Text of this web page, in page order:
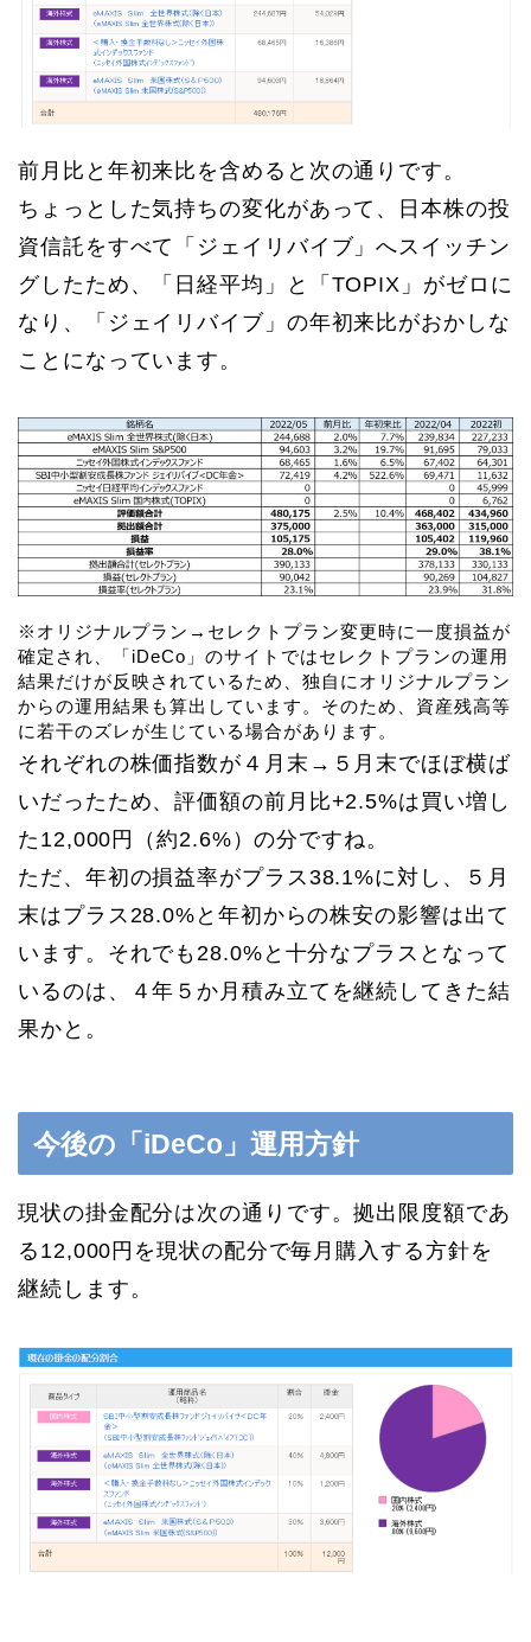
前月比と年初来比を含めると次の通りです。
ちょっとした気持ちの変化があって、日本株の投
資信託をすべて「ジェイリバイブ」へスイッチン
グしたため、「日経平均」と「TOPIX」がゼロに
なり、「ジェイリバイブ」の年初来比がおかしな
ことになっています。
※オリジナルプラン→セレクトプラン変更時に一度損益が
確定され、「iDeCo」のサイトではセレクトプランの運用
結果だけが反映されているため、独自にオリジナルプラン
からの運用結果も算出しています。そのため、資産残高等
に若干のズレが生じている場合があります。
それぞれの株価指数が４月末→５月末でほぼ横ば
いだったため、評価額の前月比+2.5%は買い増し
た12,000円（約2.6%）の分ですね。
ただ、年初の損益率がプラス38.1%に対し、５月
末はプラス28.0%と年初からの株安の影響は出て
います。それでも28.0%と十分なプラスとなって
いるのは、４年５か月積み立てを継続してきた結
果かと。
今後の「iDeCo」運用方針
現状の掛金配分は次の通りです。拠出限度額であ
る12,000円を現状の配分で毎月購入する方針を
継続します。